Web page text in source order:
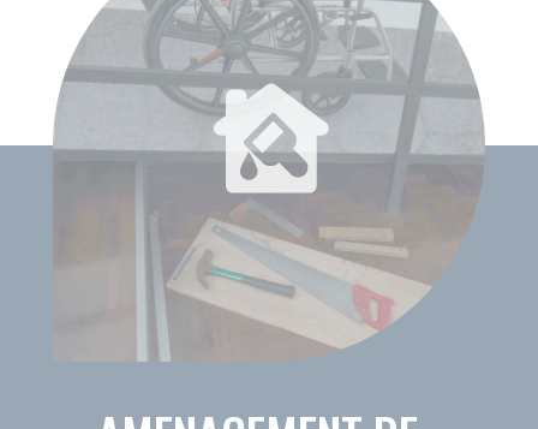
4A RUE RIGOBERTA MENCHU
84000 AVIGNON
09 70 82 13 49
VOTRE ACCOMPAGNEMENT
VOTRE RÉSEAU AMICIAL